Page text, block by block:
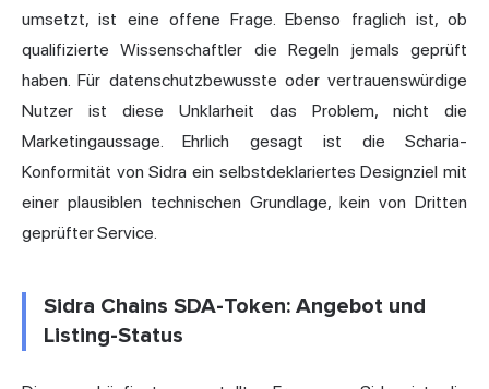
umsetzt, ist eine offene Frage. Ebenso fraglich ist, ob
qualifizierte Wissenschaftler die Regeln jemals geprüft
haben. Für datenschutzbewusste oder vertrauenswürdige
Nutzer ist diese Unklarheit das Problem, nicht die
Marketingaussage. Ehrlich gesagt ist die Scharia-
Konformität von Sidra ein selbstdeklariertes Designziel mit
einer plausiblen technischen Grundlage, kein von Dritten
geprüfter Service.
Sidra Chains SDA-Token: Angebot und
Listing-Status